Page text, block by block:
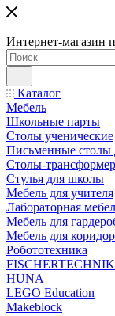
Интернет-магазин
Каталог
Мебель
Школьные парты
Столы ученические
Письменные столы
Столы-
Стулья для школы
Мебель для учителя
Лабораторная
Мебель для
Мебель для
Робототехника
FISCHERTECHNIK
HUNA
LEGO Education
Makeblock